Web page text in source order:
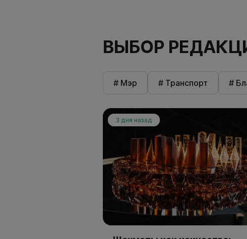
ВЫБОР
# Мэр # Транспорт #
3 дня назад